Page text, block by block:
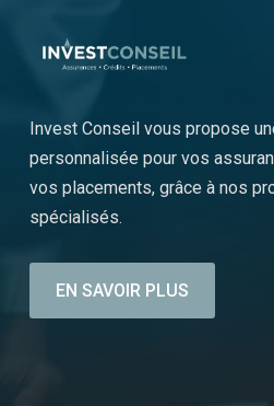
Invest Conseil vous propose
personnalisée pour vos
vos placements, grâce à nos
spécialisés.
EN SAVOIR PLUS